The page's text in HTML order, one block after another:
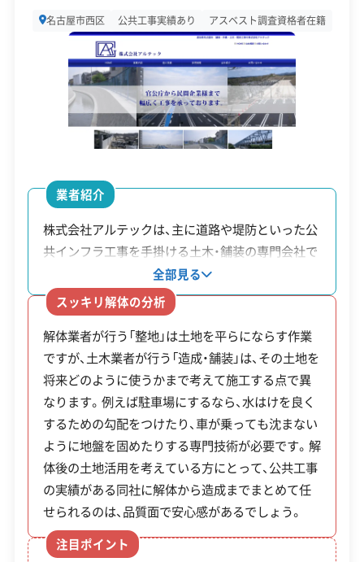
設立日 1991年4月3日
資本金 300万円
電話番号 052-504-4651
10:00～17:00
営業日
建物構造 木造
対応業務 産業廃棄物収集運搬業
公式HP 公式サイトを見る
許可番号
【建設業許可】
愛知県知事：第002207号
【産業廃棄物収集運搬業許可】
富山県知事：第01603160637号
岐阜県知事：第02100160637号
愛知県知事：第02300160637号
三重県知事：第02400160637号
全部見る
この解体業者の特徴
企業経
験・規模
創業30年以上
名古屋市西区 公共工事実績あり アスベスト調査資格者在籍
業者紹介
株式会社アルテックは、主に道路や堤防といった公
共インフラ工事を手掛ける土木・舗装の専門会社で
す。その技術力は国土交通省から複数回にわたり優
良工事として表彰されるなど、公的な評価を受けて
います。同社の特徴は、公共事業で培った高い施工
技術を一般の解体工事にも活かしている点です。解
体工事だけでなく、その後の宅地造成や駐車場舗装
まで一貫して依頼できます。解体後の土地活用を具
体的に検討している場合、土木の専門家として相談
に乗ってもらえます。
全部見る
スッキリ解体の分析
解体業者が行う「整地」は土地を平らにならす作業
ですが、土木業者が行う「造成・舗装」は、その土地を
将来どのように使うかまで考えて施工する点で異
なります。例えば駐車場にするなら、水はけを良く
するための勾配をつけたり、車が乗っても沈まない
ように地盤を固めたりする専門技術が必要です。解
体後の土地活用を考えている方にとって、公共工事
の実績がある同社に解体から造成までまとめて任
せられるのは、品質面で安心感があるでしょう。
注目ポイント